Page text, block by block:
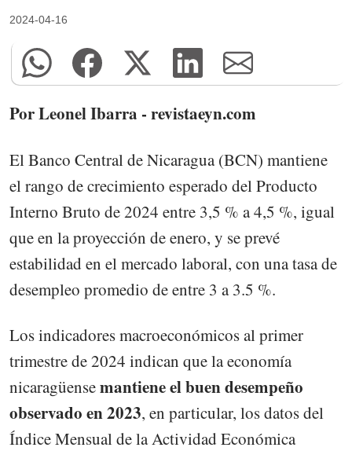
2024-04-16
Por Leonel Ibarra - revistaeyn.com
El Banco Central de Nicaragua (BCN) mantiene
el rango de crecimiento esperado del Producto
Interno Bruto de 2024 entre 3,5 % a 4,5 %, igual
que en la proyección de enero, y se prevé
estabilidad en el mercado laboral, con una tasa de
desempleo promedio de entre 3 a 3.5 %.
Los indicadores macroeconómicos al primer
trimestre de 2024 indican que la economía
nicaragüensemantiene el buen desempeño
observado en 2023, en particular, los datos del
Índice Mensual de la Actividad Económica